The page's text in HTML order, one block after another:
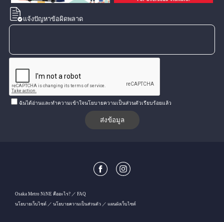
แจ้งปัญหาข้อผิดพลาด
ฉันได้อ่านและทำความเข้าใจนโยบายความเป็นส่วนตัวเรียบร้อยแล้ว
Osaka Metro NiNE คืออะไร?
FAQ
นโยบายเว็บไซต์
นโยบายความเป็นส่วนตัว แผนผังเว็บไซต์